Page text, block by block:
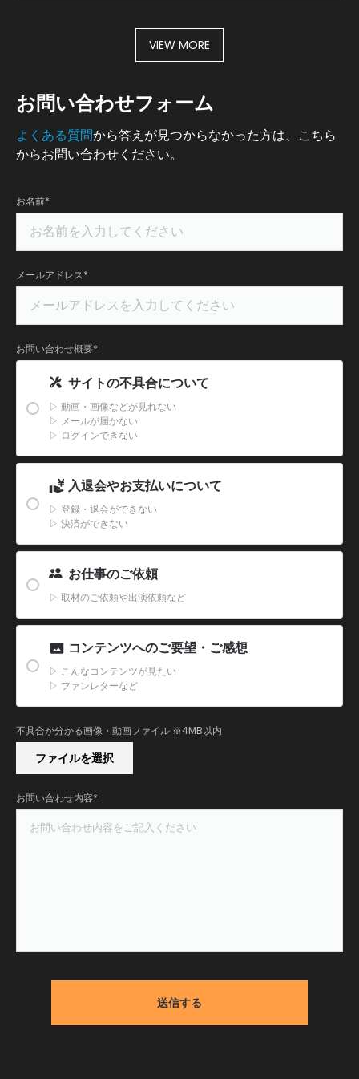
VIEW MORE
お問い合わせフォーム
よくある質問から答えが見つからなかった方は、こちら
からお問い合わせください。
お名前*
メールアドレス*
お問い合わせ概要*
サイトの不具合について
▷ 動画・画像などが見れない
▷ メールが届かない
▷ ログインできない
入退会やお支払いについて
▷ 登録・退会ができない
▷ 決済ができない
お仕事のご依頼
▷ 取材のご依頼や出演依頼など
コンテンツへのご要望・ご感想
▷ こんなコンテンツが見たい
▷ ファンレターなど
不具合が分かる画像・動画ファイル ※4MB以内
ファイルを選択
お問い合わせ内容*
送信する